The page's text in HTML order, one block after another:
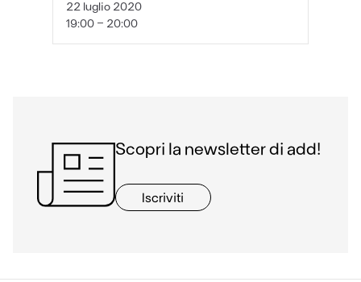
22 luglio 2020
19:00 - 20:00
Scopri la newsletter di add!
Iscriviti